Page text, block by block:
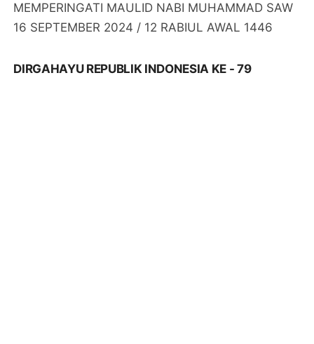
MEMPERINGATI MAULID NABI MUHAMMAD SAW
16 SEPTEMBER 2024 / 12 RABIUL AWAL 1446
DIRGAHAYU REPUBLIK INDONESIA KE - 79